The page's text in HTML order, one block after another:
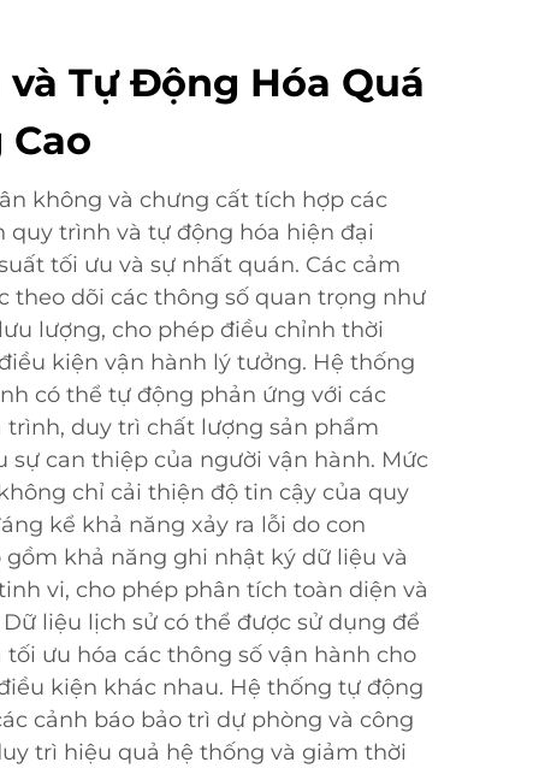
Tự Động Hóa Quá
không và chưng cất tích hợp các
trình và tự động hóa hiện đại
tối ưu và sự nhất quán. Các cảm
theo dõi các thông số quan trọng như
lượng, cho phép điều chỉnh thời
kiện vận hành lý tưởng. Hệ thống
có thể tự động phản ứng với các
duy trì chất lượng sản phẩm
can thiệp của người vận hành. Mức
chỉ cải thiện độ tin cậy của quy
kể khả năng xảy ra lỗi do con
khả năng ghi nhật ký dữ liệu và
vi, cho phép phân tích toàn diện và
liệu lịch sử có thể được sử dụng để
ưu hóa các thông số vận hành cho
kiện khác nhau. Hệ thống tự động
cảnh báo bảo trì dự phòng và công
trì hiệu quả hệ thống và giảm thời